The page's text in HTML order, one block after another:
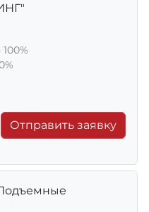
Отправить заявку